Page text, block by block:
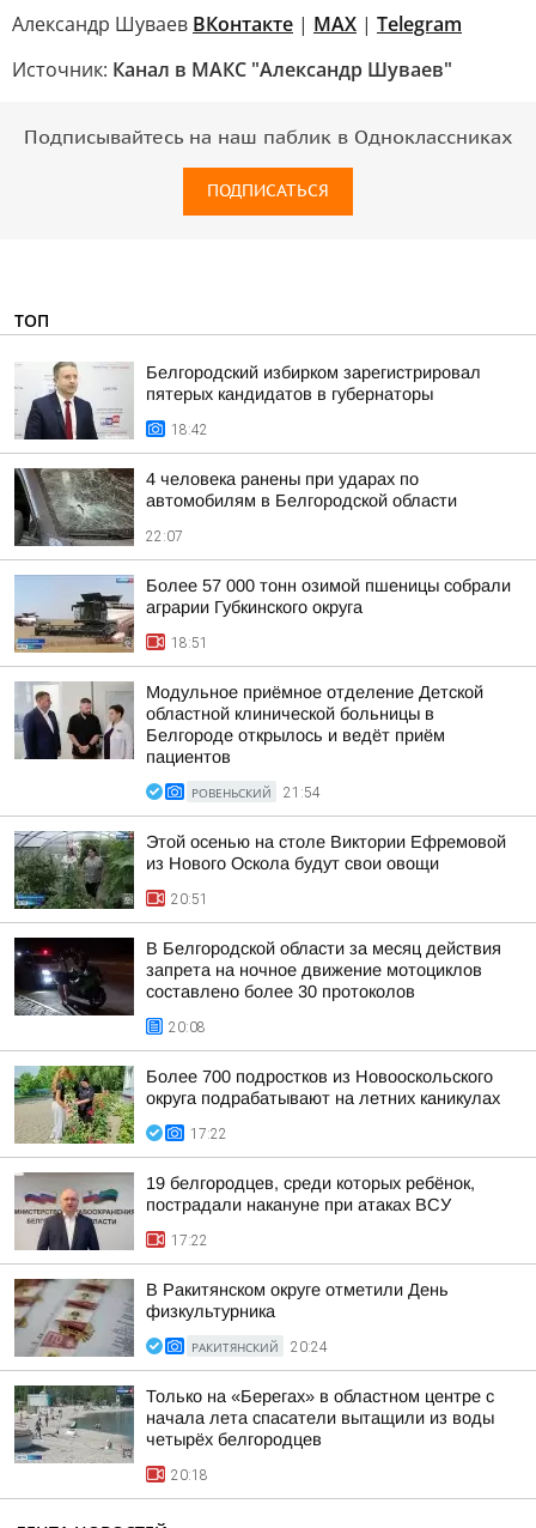
Александр Шуваев ВКонтакте | MAX | Telegram
Источник: Канал в МАКС "Александр Шуваев"
Подписывайтесь на наш паблик в Одноклассниках
ПОДПИСАТЬСЯ
ТОП
Белгородский избирком зарегистрировал
пятерых кандидатов в губернаторы
18:42
4 человека ранены при ударах по
автомобилям в Белгородской области
22:07
Более 57 000 тонн озимой пшеницы собрали
аграрии Губкинского округа
18:51
Модульное приёмное отделение Детской
областной клинической больницы в
Белгороде открылось и ведёт приём
пациентов
РОВЕНЬСКИЙ 21:54
Этой осенью на столе Виктории Ефремовой
из Нового Оскола будут свои овощи
20:51
В Белгородской области за месяц действия
запрета на ночное движение мотоциклов
составлено более 30 протоколов
20:08
Более 700 подростков из Новооскольского
округа подрабатывают на летних каникулах
17:22
19 белгородцев, среди которых ребёнок,
пострадали накануне при атаках ВСУ
17:22
В Ракитянском округе отметили День
физкультурника
РАКИТЯНСКИЙ 20:24
Только на «Берегах» в областном центре с
начала лета спасатели вытащили из воды
четырёх белгородцев
20:18